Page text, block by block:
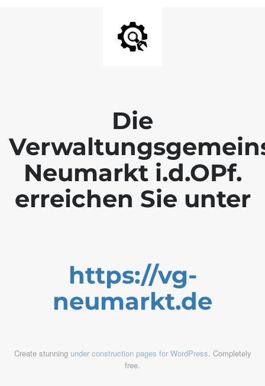
Die
Neumarkt i.d.OPf.
erreichen Sie unter
https://vg-
neumarkt.de
Create stunning under construction pages for WordPress. Completely
free.